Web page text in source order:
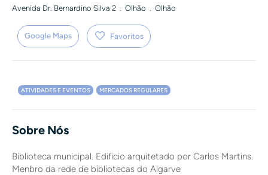
Avenida Dr. Bernardino Silva 2 . Olhão . Olhão
Google Maps Favoritos
ATIVIDADES E EVENTOS MERCADOS REGULARES
Sobre Nós
Biblioteca municipal. Edificio arquitetado por Carlos Martins.
Menbro da rede de bibliotecas do Algarve